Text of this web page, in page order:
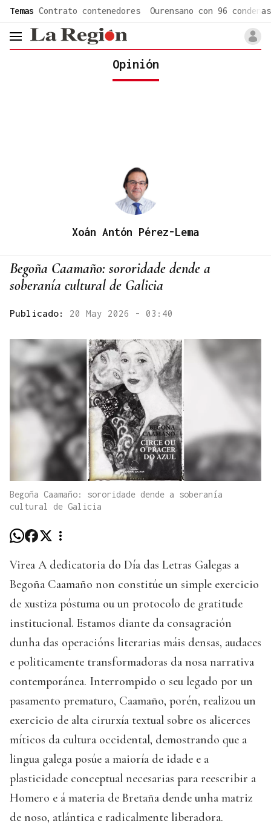
Temas Contrato contenedores Ourensano con 96 condenas
header.menu.open
Opinión
Xoán Antón Pérez-Lema
Begoña Caamaño: sororidade dende a
soberanía cultural de Galicia
Publicado: 20 May 2026 - 03:40
Begoña Caamaño: sororidade dende a soberanía
cultural de Galicia
Virea A dedicatoria do Día das Letras Galegas a
Begoña Caamaño non constitúe un simple exercicio
de xustiza póstuma ou un protocolo de gratitude
institucional. Estamos diante da consagración
dunha das operacións literarias máis densas, audaces
e politicamente transformadoras da nosa narrativa
contemporánea. Interrompido o seu legado por un
pasamento prematuro, Caamaño, porén, realizou un
exercicio de alta cirurxía textual sobre os alicerces
míticos da cultura occidental, demostrando que a
lingua galega posúe a maioría de idade e a
plasticidade conceptual necesarias para reescribir a
Homero e á materia de Bretaña dende unha matriz
de noso, atlántica e radicalmente liberadora.